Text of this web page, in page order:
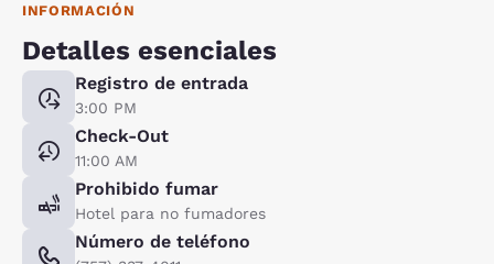
INFORMACIÓN
Detalles esenciales
Registro de entrada
3:00 PM
Check-Out
11:00 AM
Prohibido fumar
Hotel para no fumadores
Número de teléfono